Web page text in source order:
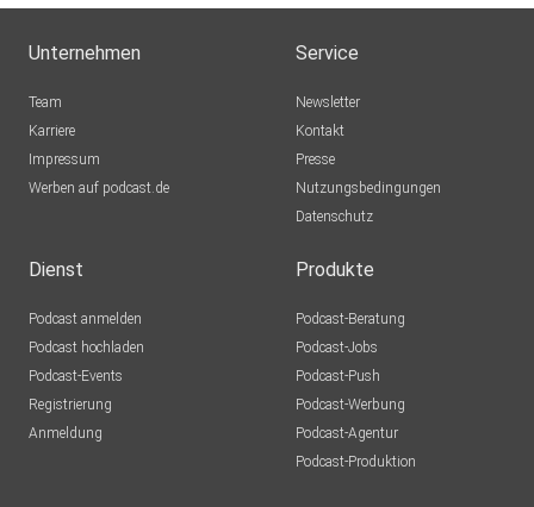
Unternehmen
Team
Karriere
Impressum
Werben auf podcast.de
Service
Newsletter
Kontakt
Presse
Nutzungsbedingungen
Datenschutz
Dienst
Podcast anmelden
Podcast hochladen
Podcast-Events
Registrierung
Anmeldung
Produkte
Podcast-Beratung
Podcast-Jobs
Podcast-Push
Podcast-Werbung
Podcast-Agentur
Podcast-Produktion